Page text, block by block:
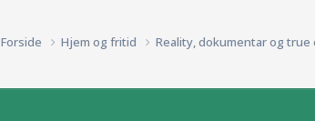
Forside Hjem og fritid Reality, dokumentar og true